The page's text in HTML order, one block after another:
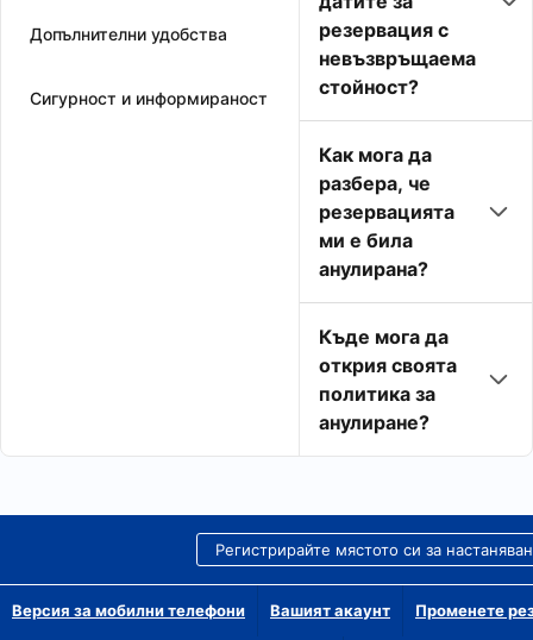
Допълнителни удобства
Сигурност и информираност
резервация с
невъзвръщаема
стойност?
Как мога да
разбера, че
резервацията
ми е била
анулирана?
Къде мога да
открия своята
политика за
анулиране?
Регистрирайте мястото си за
Версия за мобилни телефони Вашият акаунт Променете